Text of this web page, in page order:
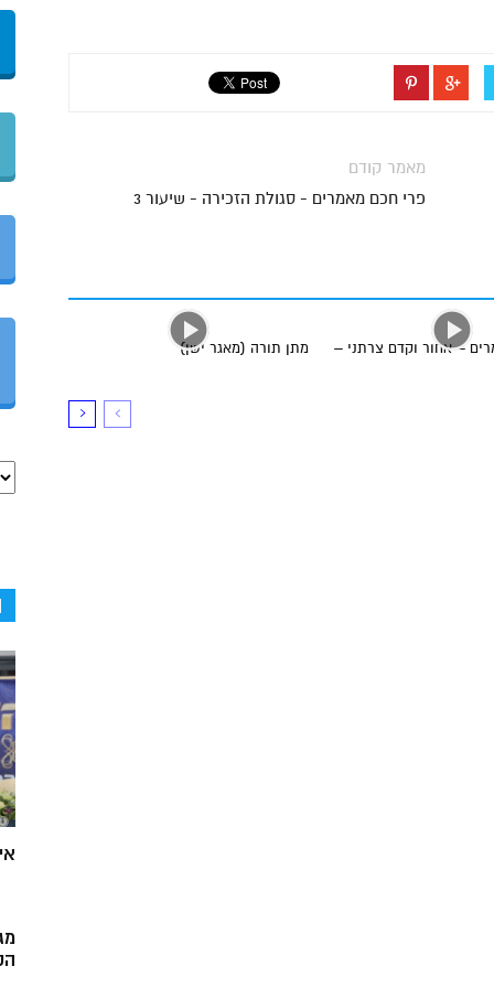
מאמר קודם
פרי חכם מאמרים - סגולת הזכירה - שיעור 3
מתן תורה (מאגר ישן)
– אחור וקדם צרתני –